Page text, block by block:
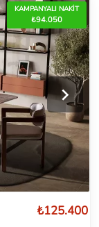
KAMPANYALI NAKİT
₺94.050
₺125.400